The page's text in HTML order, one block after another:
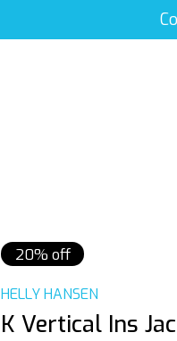
20% off
HELLY HANSEN
K Vertical Ins